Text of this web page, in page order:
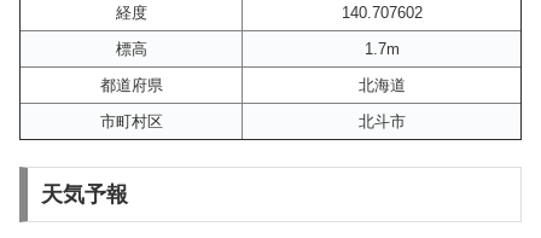
経度
140.707602
標高
1.7m
都道府県
北海道
市町村区
北斗市
天気予報